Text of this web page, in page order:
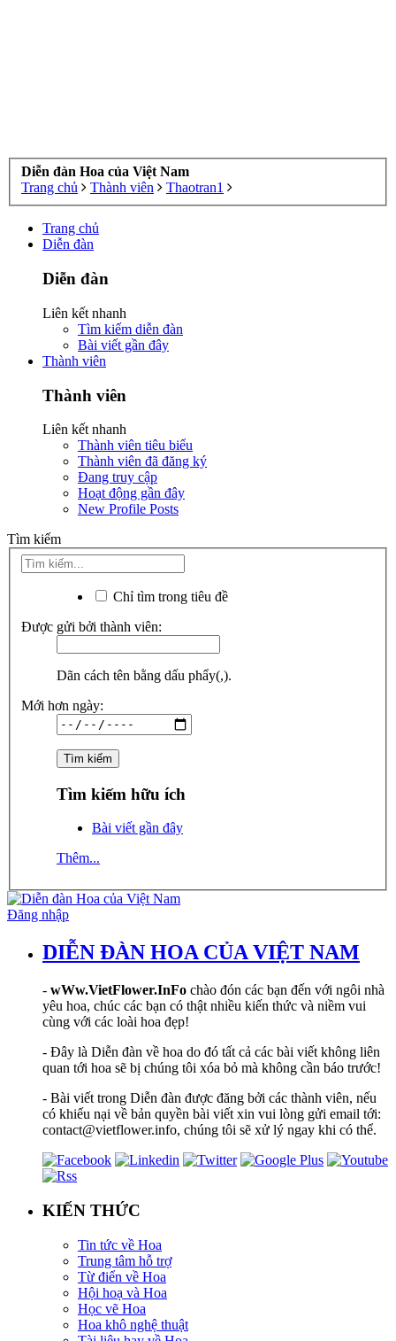
Diễn đàn Hoa của Việt Nam
Trang chủ
Thành viên Thaotran1
Trang chủ
Diễn đàn
Diễn đàn
Liên kết nhanh
Tìm kiếm diễn đàn
Bài viết gần đây
Thành viên
Thành viên
Liên kết nhanh
Thành viên tiêu biểu
Thành viên đã đăng ký
Đang truy cập
Hoạt động gần đây
New Profile Posts
Tìm kiếm
Chỉ tìm trong tiêu đề
Được gửi bởi thành viên:
Dãn cách tên bằng dấu phẩy(,).
Mới hơn ngày:
Tìm kiếm hữu ích
Bài viết gần đây
Thêm...
Đăng nhập
DIỄN ĐÀN HOA CỦA VIỆT NAM
- wWw.VietFlower.InFo chào đón các bạn đến với ngôi nhà
yêu hoa, chúc các bạn có thật nhiều kiến thức và niềm vui
cùng với các loài hoa đẹp!
- Đây là Diễn đàn về hoa do đó tất cả các bài viết không liên
quan tới hoa sẽ bị chúng tôi xóa bỏ mà không cần báo trước!
- Bài viết trong Diễn đàn được đăng bởi các thành viên, nếu
có khiếu nại về bản quyền bài viết xin vui lòng gửi email tới:
contact@vietflower.info, chúng tôi sẽ xử lý ngay khi có thể.
KIẾN THỨC
Tin tức về Hoa
Trung tâm hỗ trợ
Từ điển về Hoa
Hội hoạ và Hoa
Học vẽ Hoa
Hoa khô nghệ thuật